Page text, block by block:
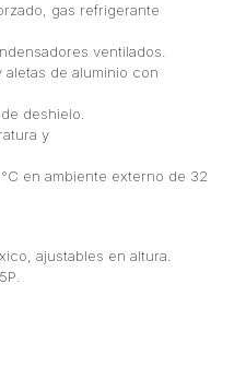
gas refrigerante
ventilados.
de aluminio con
deshielo.
y
en ambiente externo de 32
ajustables en altura.